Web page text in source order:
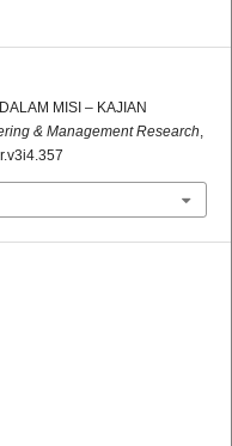
MISI – KAJIAN
& Management Research